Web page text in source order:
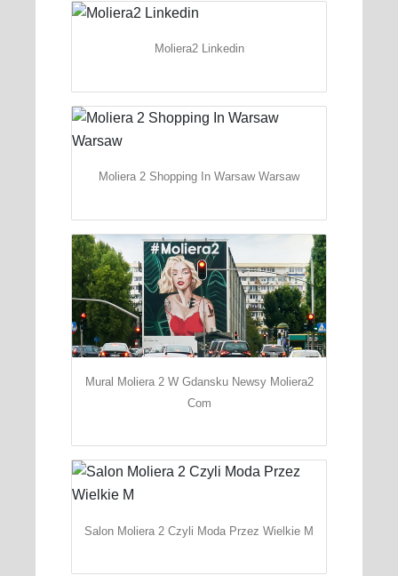
Moliera2 Linkedin
Moliera 2 Shopping In Warsaw Warsaw
Mural Moliera 2 W Gdansku Newsy Moliera2
Com
Salon Moliera 2 Czyli Moda Przez Wielkie M